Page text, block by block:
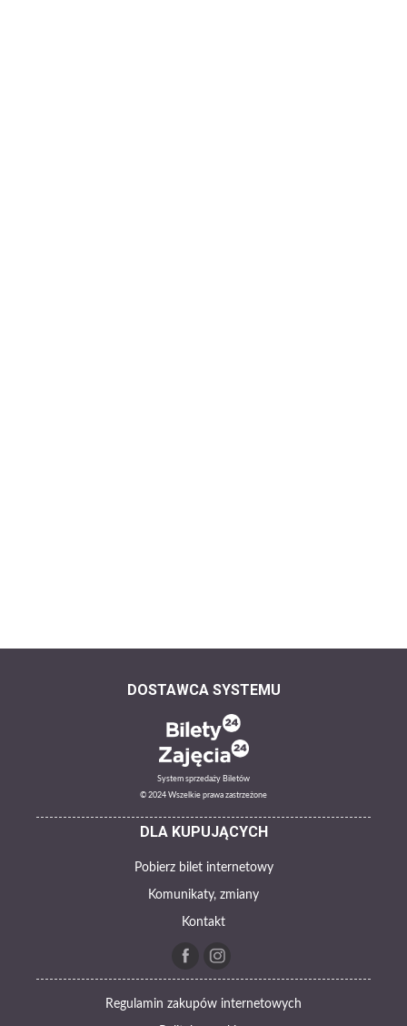
DOSTAWCA SYSTEMU
System sprzedaży Biletów
© 2024 Wszelkie prawa zastrzeżone
DLA KUPUJĄCYCH
Pobierz bilet internetowy
Komunikaty, zmiany
Kontakt
Regulamin zakupów internetowych